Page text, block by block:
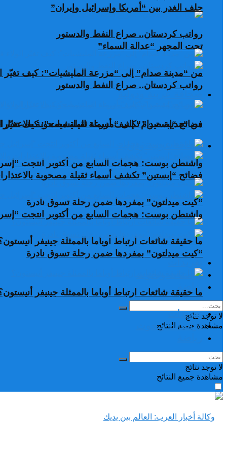
رواتب كردستان.. صراع النفط والدستور
من “مدينة صدام” إلى “مزرعة المليشيات”: كيف تغيّر
صحافة عربية ودولية
فضائح “إبستين” تكشف أسماء ثقيلة مصحوبة
واشنطن بوست: هجمات السابع من أكتوبر انتجت
“كيت ميدلتون” بمفردها ضمن رحلة تسوق نادرة
ما حقيقة شائعات ارتباط أوباما بالممثلة جينيفر
دراسات وبحوث
رياضة
لا توجد نتائج
مشاهدة جميع النتائح
حلف الغدر بين “أمريكا وإسرائيل وإيران”
تحت المجهر “عدالة السماء”
رواتب كردستان.. صراع النفط والدستور
من “مدينة صدام” إلى “مزرعة المليشيات”: كيف تغيّر
صحافة عربية ودولية
فضائح “إبستين” تكشف أسماء ثقيلة مصحوبة
واشنطن بوست: هجمات السابع من أكتوبر انتجت
“كيت ميدلتون” بمفردها ضمن رحلة تسوق نادرة
ما حقيقة شائعات ارتباط أوباما بالممثلة جينيفر
تغريدات
دراسات وبحوث
لا توجد نتائج
مشاهدة جميع النتائح